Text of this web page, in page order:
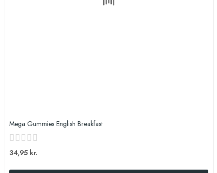
Mega Gummies English Breakfast
34,95 kr.